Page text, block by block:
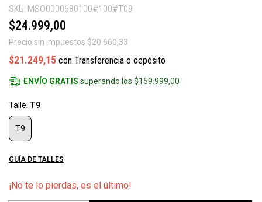
SKU: MSO0000680100#100#T09
$24.999,00
Precio sin impuestos $20.660,33
$21.249,15 con Transferencia o depósito
ENVÍO GRATIS superando los$159.999,00
Talle: T9
T9
GUÍA DE TALLES
¡No te lo pierdas, es el último!